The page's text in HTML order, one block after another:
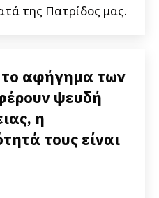
της Πατρίδος μας.
αφήγημα των
ψευδή
η
τους είναι